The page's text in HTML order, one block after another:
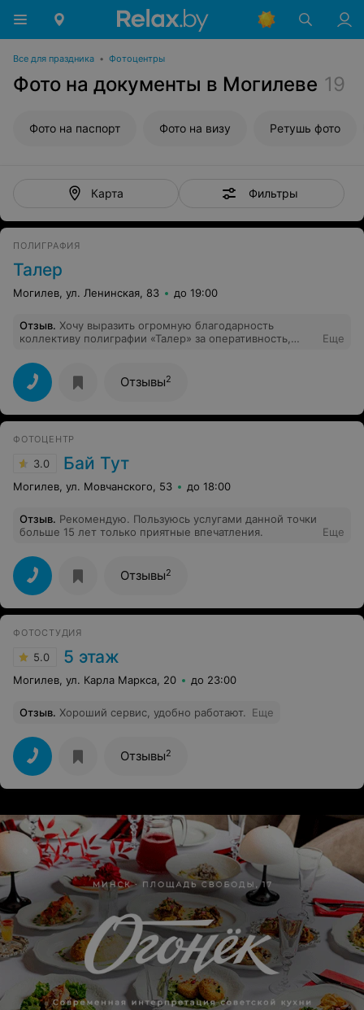
Все для праздника • Фотоцентры
Фото на документы в Могилеве 19
Фото на паспорт Фото на визу Ретушь фото
Карта Фильтры
ПОЛИГРАФИЯ
Талер
Могилев, ул. Ленинская, 83 до 19:00
Отзыв. Хочу выразить огромную благодарность
коллективу полиграфии «Талер» за оперативность,
очень быстрая, хорошая, вежливые сотрудники и
низкие цены. Никаких минусов нет, одни только
плюсы.
Еще
Отзывы2
ФОТОЦЕНТР
3.0 Бай Тут
Могилев, ул. Мовчанского, 53 до 18:00
Отзыв. Рекомендую. Пользуюсь услугами данной точки
больше 15 лет только приятные впечатления.
Еще
Отзывы2
ФОТОСТУДИЯ
5.0 5 этаж
Могилев, ул. Карла Маркса, 20 до 23:00
Отзыв. Хороший сервис, удобно работают. Еще
Отзывы2